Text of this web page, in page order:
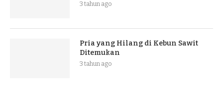
3 tahun ago
Pria yang Hilang di Kebun Sawit
Ditemukan
3 tahun ago